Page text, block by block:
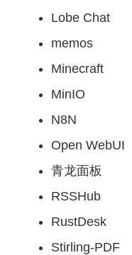
Lobe Chat
memos
Minecraft
MinIO
N8N
Open WebUI
青龙面板
RSSHub
RustDesk
Stirling-PDF